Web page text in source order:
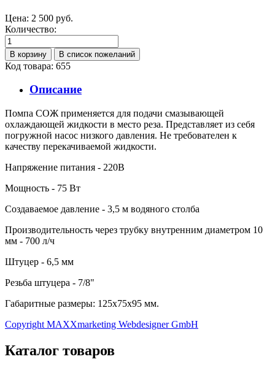
Цена: 2 500 руб.
Количество:
Код товара: 655
Описание
Помпа СОЖ применяется для подачи смазывающей
охлаждающей жидкости в место реза. Представляет из себя
погружной насос низкого давления. Не требователен к
качеству перекачиваемой жидкости.
Напряжение питания - 220В
Мощность - 75 Вт
Создаваемое давление - 3,5 м водяного столба
Производительность через трубку внутренним диаметром 10
мм - 700 л/ч
Штуцер - 6,5 мм
Резьба штуцера - 7/8"
Габаритные размеры: 125х75х95 мм.
Copyright MAXXmarketing Webdesigner GmbH
Каталог товаров